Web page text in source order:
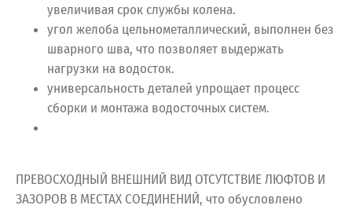
увеличивая срок службы колена.
угол желоба цельнометаллический, выполнен без
шварного шва, что позволяет выдержать
нагрузки на водосток.
универсальность деталей упрощает процесс
сборки и монтажа водосточных систем.
ПРЕВОСХОДНЫЙ ВНЕШНИЙ ВИД ОТСУТСТВИЕ ЛЮФТОВ И
ЗАЗОРОВ В МЕСТАХ СОЕДИНЕНИЙ, что обусловлено